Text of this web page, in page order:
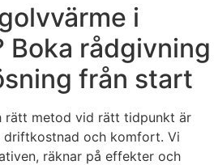
i
Boka rådgivning
från start
rätt metod vid rätt tidpunkt är
och komfort. Vi
räknar på effekter och